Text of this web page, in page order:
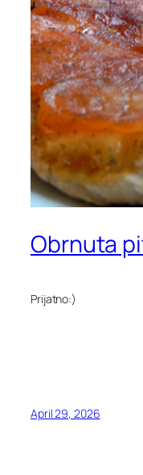
Obrnuta
Prijatno:)
April 29, 2026